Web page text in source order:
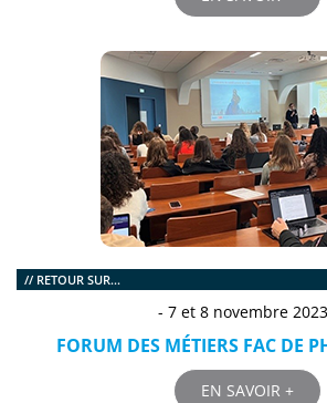
// RETOUR SUR...
- 7 et 8 novembre
FORUM DES MÉTIERS FAC DE
EN SAVOIR +